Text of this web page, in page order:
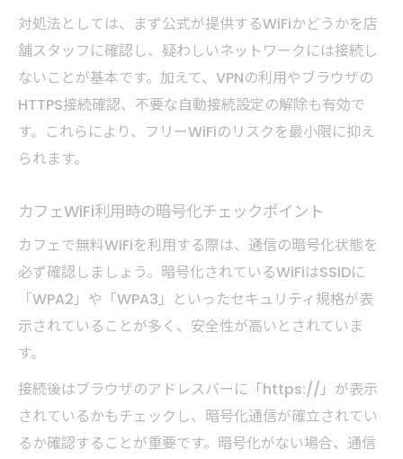
対処法としては、まず公式が提供するWiFiかどうかを店
舗スタッフに確認し、疑わしいネットワークには接続し
ないことが基本です。加えて、VPNの利用やブラウザの
HTTPS接続確認、不要な自動接続設定の解除も有効で
す。これらにより、フリーWiFiのリスクを最小限に抑え
られます。
カフェWiFi利用時の暗号化チェックポイント
カフェで無料WiFiを利用する際は、通信の暗号化状態を
必ず確認しましょう。暗号化されているWiFiはSSIDに
「WPA2」や「WPA3」といったセキュリティ規格が表
示されていることが多く、安全性が高いとされていま
す。
接続後はブラウザのアドレスバーに「https://」が表示
されているかもチェックし、暗号化通信が確立されてい
るか確認することが重要です。暗号化がない場合、通信